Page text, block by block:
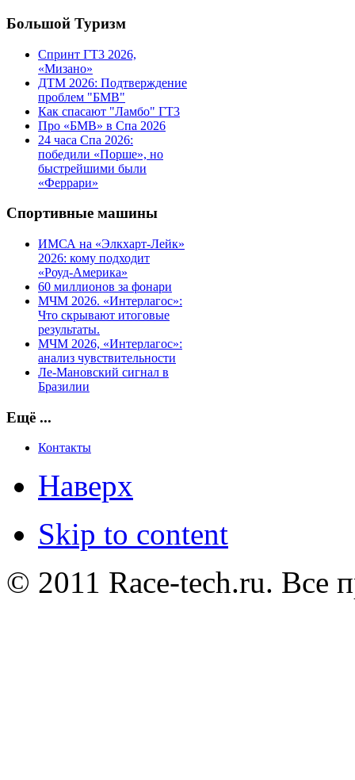
Большой Туризм
Спринт ГТ3 2026,
«Мизано»
ДТМ 2026: Подтверждение
проблем "БМВ"
Как спасают "Ламбо" ГТ3
Про «БМВ» в Спа 2026
24 часа Спа 2026:
победили «Порше», но
быстрейшими были
«Феррари»
Спортивные машины
ИМСА на «Элкхарт-Лейк»
2026: кому подходит
«Роуд-Америка»
60 миллионов за фонари
МЧМ 2026. «Интерлагос»:
Что скрывают итоговые
результаты.
МЧМ 2026, «Интерлагос»:
анализ чувствительности
Ле-Мановский сигнал в
Бразилии
Ещё ...
Контакты
Наверх
Skip to content
© 2011 Race-tech.ru. Все